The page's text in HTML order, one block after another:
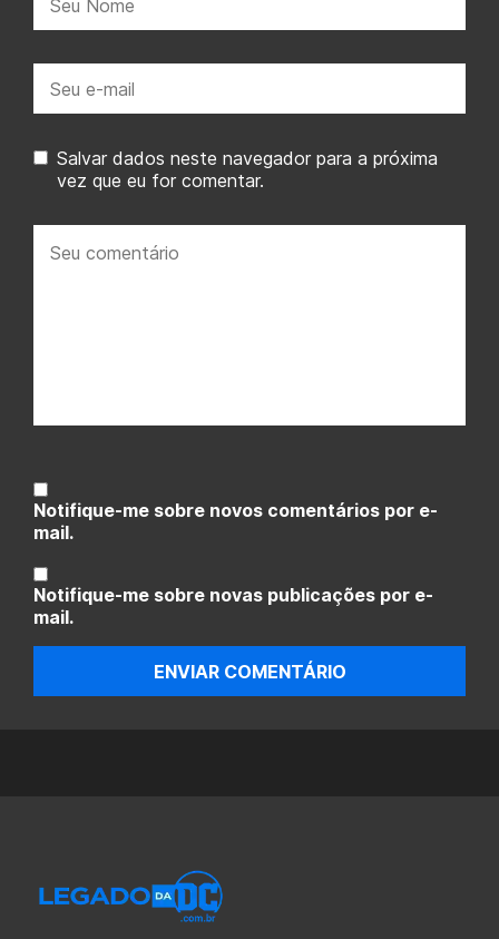
mail:
Salvar dados neste navegador para a próxima
vez que eu for comentar.
comentário:
Notifique-me sobre novos comentários por e-
mail.
Notifique-me sobre novas publicações por e-
mail.
ENVIAR COMENTÁRIO